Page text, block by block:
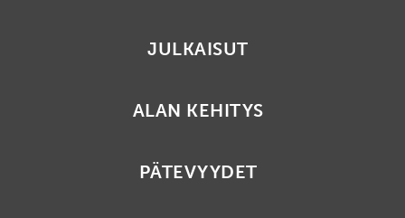
JULKAISUT
ALAN KEHITYS
PÄTEVYYDET